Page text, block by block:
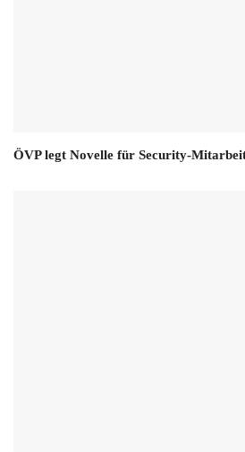
ÖVP legt Novelle für Security-